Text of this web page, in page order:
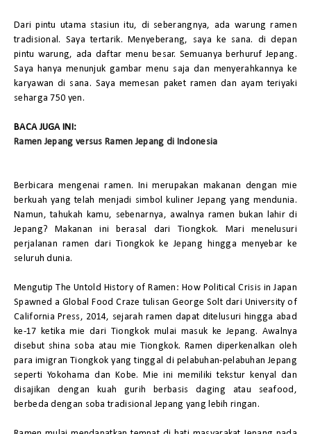
Dari pintu utama stasiun itu, di seberangnya, ada warung ramen
tradisional. Saya tertarik. Menyeberang, saya ke sana. di depan
pintu warung, ada daftar menu besar. Semuanya berhuruf Jepang.
Saya hanya menunjuk gambar menu saja dan menyerahkannya ke
karyawan di sana. Saya memesan paket ramen dan ayam teriyaki
seharga 750 yen.
BACA JUGA INI:
Ramen Jepang versus Ramen Jepang di Indonesia
Berbicara mengenai ramen. Ini merupakan makanan dengan mie
berkuah yang telah menjadi simbol kuliner Jepang yang mendunia.
Namun, tahukah kamu, sebenarnya, awalnya ramen bukan lahir di
Jepang? Makanan ini berasal dari Tiongkok. Mari menelusuri
perjalanan ramen dari Tiongkok ke Jepang hingga menyebar ke
seluruh dunia.
MengutipThe Untold History of Ramen: How Political Crisis in Japan
Spawned a Global Food Craze tulisan George Solt dari University of
California Press, 2014, sejarah ramen dapat ditelusuri hingga abad
ke-17 ketika mie dari Tiongkok mulai masuk ke Jepang. Awalnya
disebut shina soba atau mie Tiongkok. Ramen diperkenalkan oleh
para imigran Tiongkok yang tinggal di pelabuhan-pelabuhan Jepang
seperti Yokohama dan Kobe. Mie ini memiliki tekstur kenyal dan
disajikan dengan kuah gurih berbasis daging atau seafood,
berbeda dengan soba tradisional Jepang yang lebih ringan.